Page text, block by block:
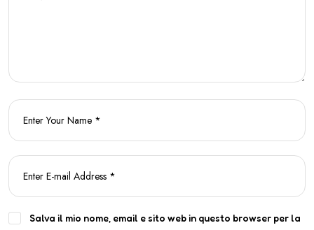
Salva il mio nome, email e sito web in questo browser per la